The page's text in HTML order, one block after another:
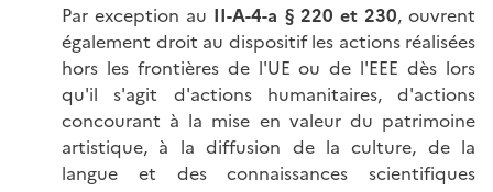
Par exception au II-A-4-a § 220 et 230, ouvrent
également droit au dispositif les actions réalisées
hors les frontières de l'UE ou de l'EEE dès lors
qu'il s'agit d'actions humanitaires, d'actions
concourant à la mise en valeur du patrimoine
artistique, à la diffusion de la culture, de la
langue et des connaissances scientifiques